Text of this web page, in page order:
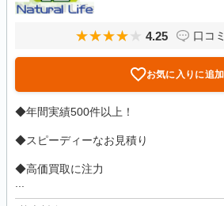
4.25 口コ
お気に入りに追加
◆年間実績500件以上！
◆スピーディーなお見積り
◆高価買取に注力